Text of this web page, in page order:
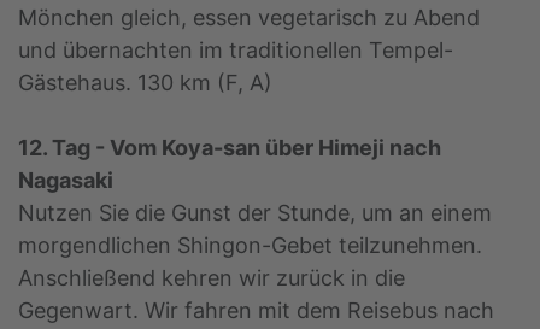
Mönchen gleich, essen vegetarisch zu Abend
und übernachten im traditionellen Tempel-
Gästehaus. 130 km (F, A)
12. Tag - Vom Koya-san über Himeji nach
Nagasaki
Nutzen Sie die Gunst der Stunde, um an einem
morgendlichen Shingon-Gebet teilzunehmen.
Anschließend kehren wir zurück in die
Gegenwart. Wir fahren mit dem Reisebus nach